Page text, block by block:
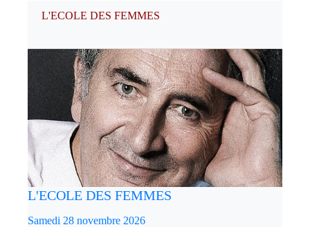
L'ECOLE DES FEMMES
L'ECOLE DES FEMMES
Samedi 28 novembre 2026